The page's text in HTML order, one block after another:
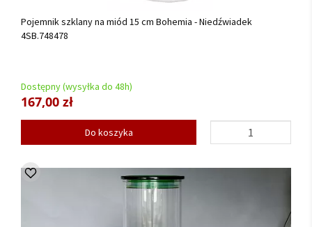
Pojemnik szklany na miód 15 cm Bohemia - Niedźwiadek
4SB.748478
Dostępny (wysyłka do 48h)
167,00 zł
Do koszyka